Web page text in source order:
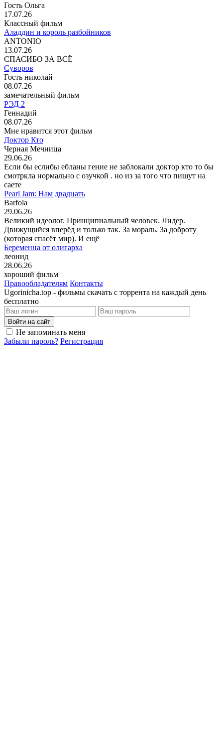
Гость Ольга
17.07.26
Классный фильм
Аладдин и король разбойников
ANTONIO
13.07.26
СПАСИБО ЗА ВСЁ
Суворов
Гость николай
08.07.26
замечательный фильм
РЭД 2
Геннадий
08.07.26
Мне нравится этот фильм
Доктор Кто
Черная Мечница
29.06.26
Если бы еслибы ебланы гение не заблокали доктор кто то бы
смотркла нормально с озучкой . но из за того что пишут на
саете
Pearl Jam: Нам двадцать
Barfola
29.06.26
Великий идеолог. Принципиальный человек. Лидер.
Движущийся вперёд и только так. За мораль. За доброту
(которая спасёт мир). И ещё
Беременна от олигарха
леонид
28.06.26
хороший фильм
Правообладателям Контакты
Ugorinicha.top - фильмы скачать с торрента на каждый день
бесплатно
Войти на сайт
Не запоминать меня
Забыли пароль? Регистрация